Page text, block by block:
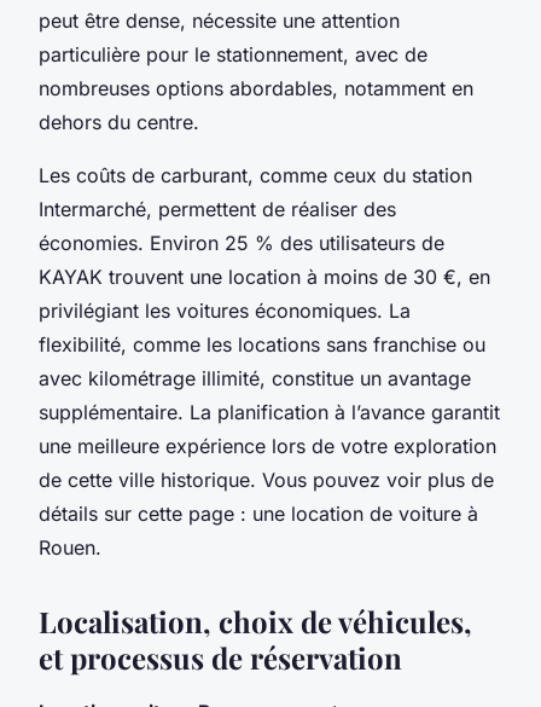
peut être dense, nécessite une attention
particulière pour le stationnement, avec de
nombreuses options abordables, notamment en
dehors du centre.
Les coûts de carburant, comme ceux du station
Intermarché, permettent de réaliser des
économies. Environ 25 % des utilisateurs de
KAYAK trouvent une location à moins de 30 €, en
privilégiant les voitures économiques. La
flexibilité, comme les locations sans franchise ou
avec kilométrage illimité, constitue un avantage
supplémentaire. La planification à l’avance garantit
une meilleure expérience lors de votre exploration
de cette ville historique. Vous pouvez voir plus de
détails sur cette page : une location de voiture à
Rouen.
Localisation, choix de véhicules,
et processus de réservation